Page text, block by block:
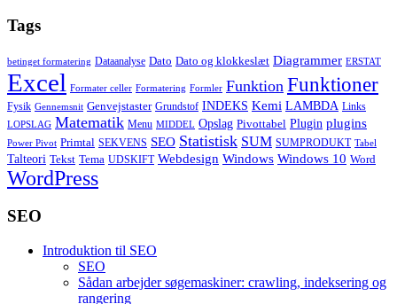
Tags
betinget formatering Dataanalyse Dato Dato og klokkeslæt Diagrammer ERSTAT
Excel Formater celler Formatering Formler Funktion Funktioner
Fysik Gennemsnit Genvejstaster Grundstof INDEKS Kemi LAMBDA Links
LOPSLAG Matematik Menu MIDDEL Opslag Pivottabel Plugin plugins
Power Pivot Primtal SEKVENS SEO Statistisk SUM SUMPRODUKT Tabel
Talteori Tekst Tema UDSKIFT Webdesign Windows Windows 10 Word
WordPress
SEO
Introduktion til SEO
SEO
Sådan arbejder søgemaskiner: crawling, indeksering og
rangering